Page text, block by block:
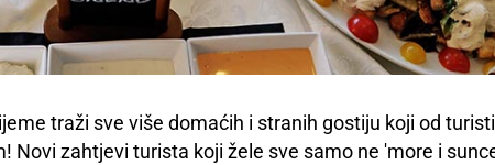
traži sve više domaćih i stranih gostiju koji od
Novi zahtjevi turista koji žele sve samo ne 'more i